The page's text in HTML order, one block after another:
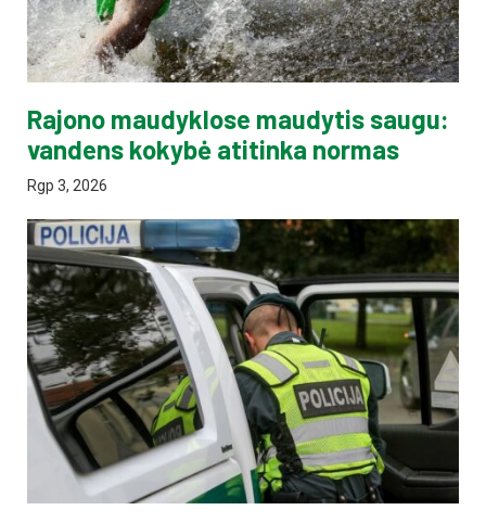
Rajono maudyklose maudytis saugu:
vandens kokybė atitinka normas
Rgp 3, 2026